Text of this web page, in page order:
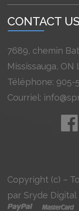
CONTACT
7689, chemin
Mississauga, ON
Téléphone: 905-
Courriel:
Copyright (c) –
par Sryde Digital